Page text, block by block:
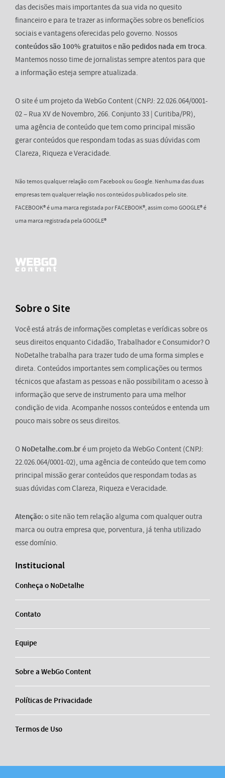
das decisões mais importantes da sua vida no quesito
financeiro e para te trazer as informações sobre os benefícios
sociais e vantagens oferecidas pelo governo. Nossos
conteúdos são 100% gratuitose não pedidos nada em troca.
Mantemos nosso time de jornalistas sempre atentos para que
a informação esteja sempre atualizada.
O site é um projeto da WebGo Content (CNPJ: 22.026.064/0001-
02 – Rua XV de Novembro, 266. Conjunto 33 | Curitiba/PR),
uma agência de conteúdo que tem como principal missão
gerar conteúdos que respondam todas as suas dúvidas com
Clareza, Riqueza e Veracidade.
Não temos qualquer relação com Facebook ou Google. Nenhuma das duas
empresas tem qualquer relação nos conteúdos publicados pelo site.
FACEBOOK® é uma marca registada por FACEBOOK®, assim como GOOGLE® é
uma marca registrada pela GOOGLE®
Sobre o Site
Você está atrás de informações completas e verídicas sobre os
seus direitos enquanto Cidadão, Trabalhador e Consumidor? O
NoDetalhe trabalha para trazer tudo de uma forma simples e
direta. Conteúdos importantes sem complicações ou termos
técnicos que afastam as pessoas e não possibilitam o acesso à
informação que serve de instrumento para uma melhor
condição de vida. Acompanhe nossos conteúdos e entenda um
pouco mais sobre os seus direitos.
O NoDetalhe.com.bré um projeto da WebGo Content (CNPJ:
22.026.064/0001-02), uma agência de conteúdo que tem como
principal missão gerar conteúdos que respondam todas as
suas dúvidas com Clareza, Riqueza e Veracidade.
Atenção: o site não tem relação alguma com qualquer outra
marca ou outra empresa que, porventura, já tenha utilizado
esse domínio.
Institucional
Conheça o NoDetalhe
Contato
Equipe
Sobre a WebGo Content
Políticas de Privacidade
Termos de Uso